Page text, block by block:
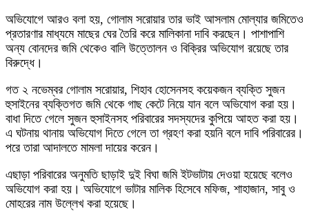
অভিযোগে আরও বলা হয়, গোলাম সরোয়ার তার ভাই আসলাম মোল্যার জমিতেও
প্রতারণার মাধ্যমে মাছের ঘের তৈরি করে মালিকানা দাবি করছেন। পাশাপাশি
অন্য বোনদের জমি থেকেও বালি উত্তোলন ও বিক্রির অভিযোগ রয়েছে তার
বিরুদ্ধে।
গত ২ নভেম্বর গোলাম সরোয়ার, শিহাব হোসেনসহ কয়েকজন ব্যক্তি সুজন
হুসাইনের ব্যক্তিগত জমি থেকে গাছ কেটে নিয়ে যান বলে অভিযোগ করা হয়।
বাধা দিতে গেলে সুজন হুসাইনসহ পরিবারের সদস্যদের কুপিয়ে আহত করা হয়।
এ ঘটনায় থানায় অভিযোগ দিতে গেলে তা গ্রহণ করা হয়নি বলে দাবি পরিবারের।
পরে তারা আদালতে মামলা দায়ের করেন।
এছাড়া পরিবারের অনুমতি ছাড়াই দুই বিঘা জমি ইটভাটায় দেওয়া হয়েছে বলেও
অভিযোগ করা হয়। অভিযোগে ভাটার মালিক হিসেবে মফিজ, শাহাজান, সাবু ও
মোহরের নাম উল্লেখ করা হয়েছে।